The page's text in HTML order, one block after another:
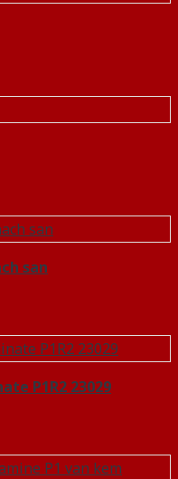
san
P1R2 23029